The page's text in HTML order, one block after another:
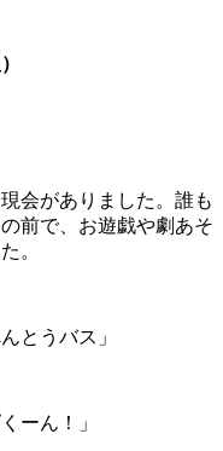
会がありました。誰も
前で、お遊戯や劇あそ
。
とうバス」
ーん！」